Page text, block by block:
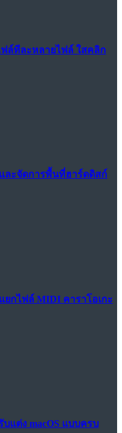
ฟล์ทีละหลายไฟล์ ใสคลิก
และจัดการพื้นที่ฮาร์ดดิสก์
ยกไฟล์ MIDI คาราโอเกะ
แต่ง macOS แบบครบ